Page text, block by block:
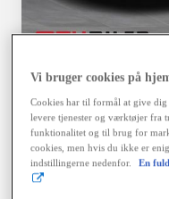
Toyota Yaris
Yaris 4A Hatchback
Nykøbing Mors
HYBRID
Vi bruger cookies på
Cookies har til formål at give dig
levere tjenester og værktøjer fra
funktionalitet og til brug for
cookies, men hvis du ikke er
indstillingerne nedenfor.
En